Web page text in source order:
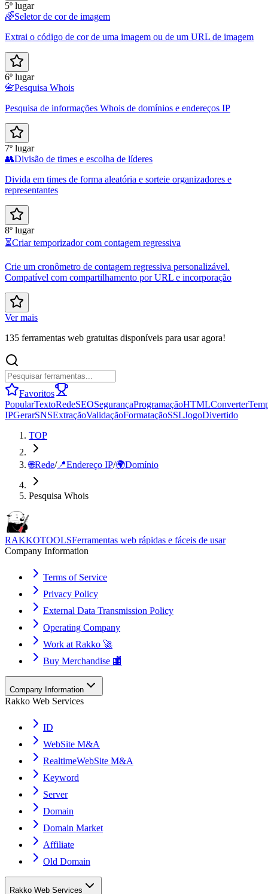
5º lugar
🌈Seletor de cor de imagem
Extrai o código de cor de uma imagem ou de um URL de imagem
6º lugar
📇Pesquisa Whois
Pesquisa de informações Whois de domínios e endereços IP
7º lugar
👥Divisão de times e escolha de líderes
Divida em times de forma aleatória e sorteie organizadores e
representantes
8º lugar
⏳Criar temporizador com contagem regressiva
Crie um cronômetro de contagem regressiva personalizável.
Compatível com compartilhamento por URL e incorporação
Ver mais
135 ferramentas web gratuitas disponíveis para usar agora!
Favoritos
PopularTextoRedeSEOSegurançaProgramaçãoHTMLConverter
IPGerarSNSExtraçãoValidaçãoFormataçãoSSLJogoDivertido
TOP
🌐Rede/📍Endereço IP/🌍Domínio
Pesquisa Whois
RAKKOTOOLSFerramentas web rápidas e fáceis de usar
Company Information
Terms of Service
Privacy Policy
External Data Transmission Policy
Operating Company
Work at Rakko 🚀
Buy Merchandise 🏬
Company Information
Rakko Web Services
ID
WebSite M&A
RealtimeWebSite M&A
Keyword
Server
Domain
Domain Market
Affiliate
Old Domain
Rakko Web Services